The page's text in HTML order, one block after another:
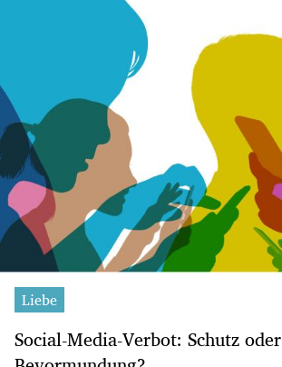
Liebe
Social-Media-Verbot: Schutz oder